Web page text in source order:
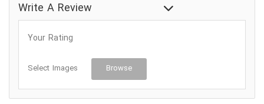
Write A Review
Your Rating
Select Images Browse